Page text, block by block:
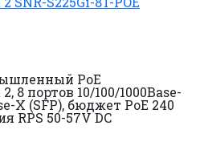
PoE
8 портов 10/100/1000Base-
X (SFP), бюджет PoE 240
RPS 50-57V DC